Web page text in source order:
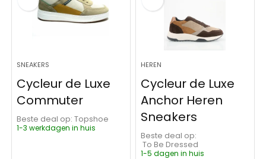
SNEAKERS
Cycleur de Luxe
Commuter
Beste deal op:
Topshoe
1-3 werkdagen in huis
HEREN
Cycleur de Luxe
Anchor Heren
Sneakers
Beste deal op:
To Be Dressed
1-5 dagen in huis